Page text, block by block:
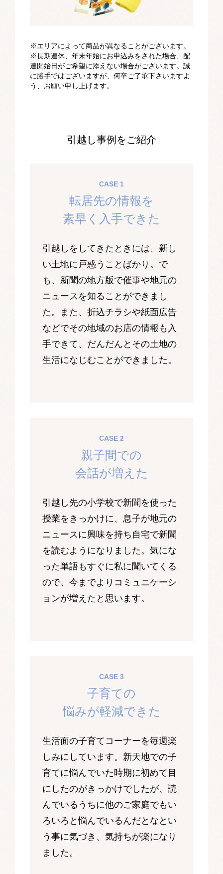
※エリアによって商品が異なることがございます。
※長期連休、年末年始にお申込みをされた場合、配
達開始日がご希望に添えない場合がございます。誠
に勝手ではございますが、何卒ご了承下さいますよ
う、お願い申し上げます。
引越し事例をご紹介
CASE 1
転居先の情報を
素早く入手できた
引越しをしてきたときには、新し
い土地に戸惑うことばかり。で
も、新聞の地方版で催事や地元の
ニュースを知ることができまし
た。また、折込チラシや紙面広告
などでその地域のお店の情報も入
手できて、だんだんとその土地の
生活になじむことができました。
CASE 2
親子間での
会話が増えた
引越し先の小学校で新聞を使った
授業をきっかけに、息子が地元の
ニュースに興味を持ち自宅で新聞
を読むようになりました。気にな
った単語もすぐに私に聞いてくる
ので、今までよりコミュニケーシ
ョンが増えたと思います。
CASE 3
子育ての
悩みが軽減できた
生活面の子育てコーナーを毎週楽
しみにしています。新天地での子
育てに悩んでいた時期に初めて目
にしたのがきっかけでしたが、読
んでいるうちに他のご家庭でもい
ろいろと悩んでいるんだとなとい
う事に気づき、気持ちが楽になり
ました。